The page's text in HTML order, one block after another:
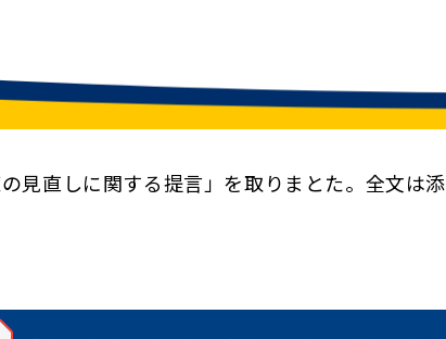
直しに関する提言」を取りまとた。全文は添